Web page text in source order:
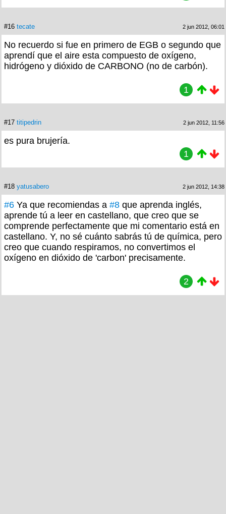
#16 tecate 2 jun 2012, 06:01
No recuerdo si fue en primero de EGB o segundo que
aprendí que el aire esta compuesto de oxígeno,
hidrógeno y dióxido de CARBONO (no de carbón).
1
#17 titipedrin 2 jun 2012, 11:56
es pura brujería.
1
#18 yatusabero 2 jun 2012, 14:38
#6 Ya que recomiendas a #8 que aprenda inglés,
aprende tú a leer en castellano, que creo que se
comprende perfectamente que mi comentario está en
castellano. Y, no sé cuánto sabrás tú de química, pero
creo que cuando respiramos, no convertimos el
oxígeno en dióxido de 'carbon' precisamente.
2